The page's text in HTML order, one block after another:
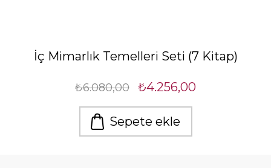
İç Mimarlık Temelleri Seti (7 Kitap)
₺6.080,00 ₺4.256,00
Sepete ekle